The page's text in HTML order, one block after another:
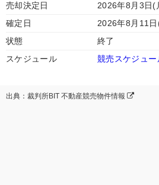
売却決定日
2026年8月3日(
確定日
2026年8月11日
状態
終了
スケジュール
競売スケジュー
出典：裁判所BIT 不動産競売物件情報